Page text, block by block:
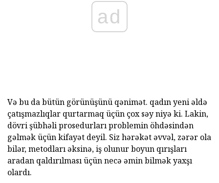
ad
Və bu da bütün görünüşünü qənimət. qadın yeni əldə
çatışmazlıqlar qurtarmaq üçün çox səy niyə ki. Lakin,
dövri şübhəli prosedurları problemin öhdəsindən
gəlmək üçün kifayət deyil. Siz hərəkət əvvəl, zərər ola
bilər, metodları əksinə, iş olunur boyun qırışları
aradan qaldırılması üçün necə əmin bilmək yaxşı
olardı.